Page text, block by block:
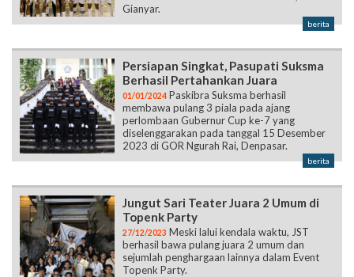
Gianyar.
berita
Persiapan Singkat, Pasupati Suksma
Berhasil Pertahankan Juara
01/01/2024 Paskibra Suksma berhasil
membawa pulang 3 piala pada ajang
perlombaan Gubernur Cup ke-7 yang
diselenggarakan pada tanggal 15 Desember
2023 di GOR Ngurah Rai, Denpasar.
berita
Jungut Sari Teater Juara 2 Umum di
Topenk Party
27/12/2023 Meski lalui kendala waktu, JST
berhasil bawa pulang juara 2 umum dan
sejumlah penghargaan lainnya dalam Event
Topenk Party.